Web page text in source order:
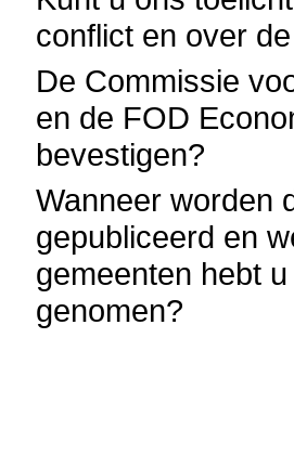
conflict en over
De Commissie
en de FOD
bevestigen?
Wanneer worden
gepubliceerd en
gemeenten hebt
genomen?